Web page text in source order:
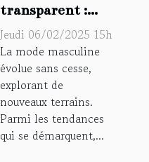
transparent :
modernité et
séduction au
masculin
Jeudi 06/02/2025 15h
La mode masculine
évolue sans cesse,
explorant de
nouveaux terrains.
Parmi les tendances
qui se démarquent,...